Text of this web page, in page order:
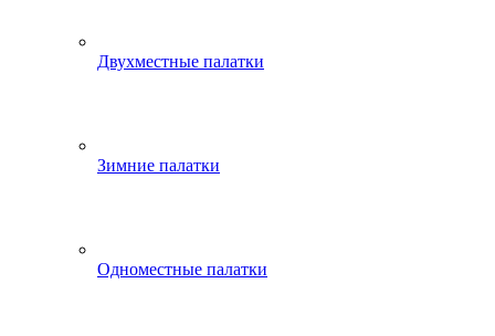
Двухместные палатки
Зимние палатки
Одноместные палатки